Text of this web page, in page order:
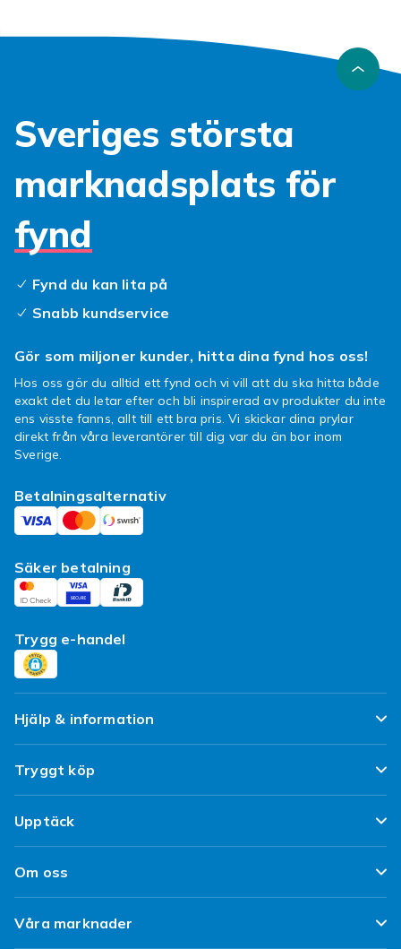
Sveriges största
marknadsplats för
fynd
Fynd du kan lita på
Snabb kundservice
Gör som miljoner kunder, hitta dina fynd hos oss!
Hos oss gör du alltid ett fynd och vi vill att du ska hitta både
exakt det du letar efter och bli inspirerad av produkter du inte
ens visste fanns, allt till ett bra pris. Vi skickar dina prylar
direkt från våra leverantörer till dig var du än bor inom
Sverige.
Betalningsalternativ
Säker betalning
Trygg e-handel
Hjälp & information
Vanliga frågor
Spåra paket
Ångra & Returnera här
Leverans
Tryggt köp
Nöjd kund-löfte
Kundrecensioner
Begagnat / Refurbished
Upptäck
Populära kategorier
Designa egna kläder
Om oss
Om Fyndiq
Våra marknader